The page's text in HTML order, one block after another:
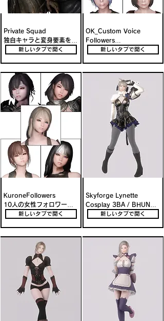
Private Squad
独自キャラと変身要素を備
えた日本語カスタムボイス
新しいタブで開く
KuroneFollowers
10人の女性フォロワーを
スカイリムの各地に追加
新しいタブで開く
OK_Custom Voice
Followers
女性10人、男性1人の個性
新しいタブで開く
Skyforge Lynette
Cosplay 3BA / BHUNP
原神リネット風コスプレ装
新しいタブで開く